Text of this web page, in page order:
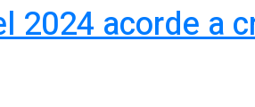
2024 acorde a